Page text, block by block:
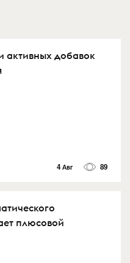
активных добавок
4 Авг 89
плюсовой